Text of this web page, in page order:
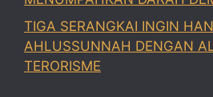
TIGA SERANGKAI INGIN
AHLUSSUNNAH DENGAN
TERORISME